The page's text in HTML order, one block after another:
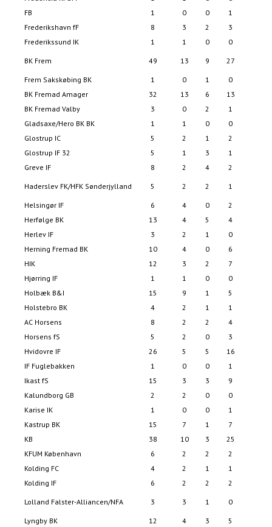
FB
1 0 0 1
Frederikshavn fF
8 3 2 3
Frederikssund IK
1 1 0 0
BK Frem 49 13 9 27
Frem Sakskøbing BK 1 0 1 0
BK Fremad Amager
32 13 6 13
BK Fremad Valby
3 0 2 1
Gladsaxe/Hero BK BK
1 1 0 0
Glostrup IC
5 2 1 2
Glostrup IF 32
5 1 3 1
Greve IF
8 2 4 2
Haderslev FK/HFK Sønderjylland 5 2 2 1
Helsingør IF 6 4 0 2
Herfølge BK
13 4 5 4
Herlev IF
3 2 1 0
Herning Fremad BK
10 4 0 6
HIK
12 3 2 7
Hjørring IF
1 1 0 0
Holbæk B&I
15 9 1 5
Holstebro BK
4 2 1 1
AC Horsens
8 2 2 4
Horsens fS
5 2 0 3
Hvidovre IF
26 5 5 16
IF Fuglebakken
1 0 0 1
Ikast fS
15 3 3 9
Kalundborg GB
2 2 0 0
Karise IK
1 0 0 1
Kastrup BK
15 7 1 7
KB
38 10 3 25
KFUM København
6 2 2 2
Kolding FC
4 2 1 1
Kolding IF
6 2 2 2
Lolland Falster-Alliancen/NFA 3 3 1 0
Lyngby BK 12 4 3 5